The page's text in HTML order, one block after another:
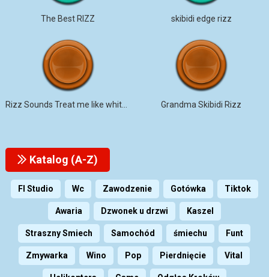
The Best RIZZ skibidi edge rizz
Rizz Sounds Treat me like white T Grandma Skibidi Rizz
Katalog (A-Z)
Fl Studio Wc Zawodzenie Gotówka Tiktok
Awaria Dzwonek u drzwi Kaszel
Straszny Smiech Samochód śmiechu Funt
Zmywarka Wino Pop Pierdnięcie Vital